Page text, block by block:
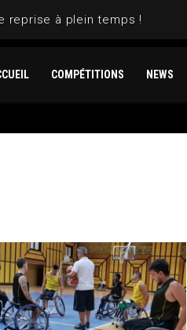
reprise à plein temps !
COMPÉTITIONS NEWS